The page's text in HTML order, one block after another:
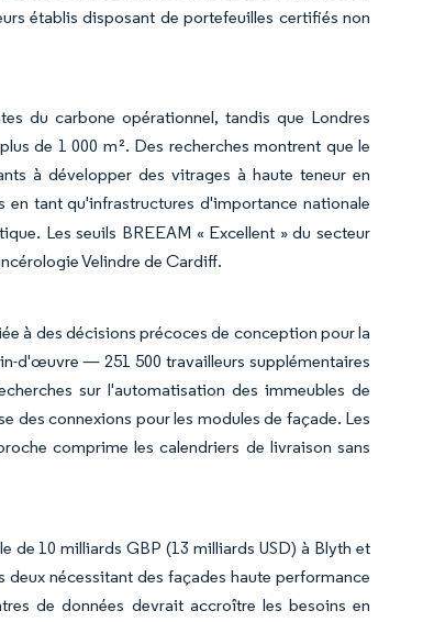
établis disposant de portefeuilles certifiés non
du carbone opérationnel, tandis que Londres
de 1 000 m². Des recherches montrent que le
à développer des vitrages à haute teneur en
en tant qu'infrastructures d'importance nationale
Les seuils BREEAM « Excellent » du secteur
Velindre de Cardiff.
à des décisions précoces de conception pour la
d'œuvre — 251 500 travailleurs supplémentaires
sur l'automatisation des immeubles de
des connexions pour les modules de façade. Les
comprime les calendriers de livraison sans
de 10 milliards GBP (13 milliards USD) à Blyth et
nécessitant des façades haute performance
de données devrait accroître les besoins en